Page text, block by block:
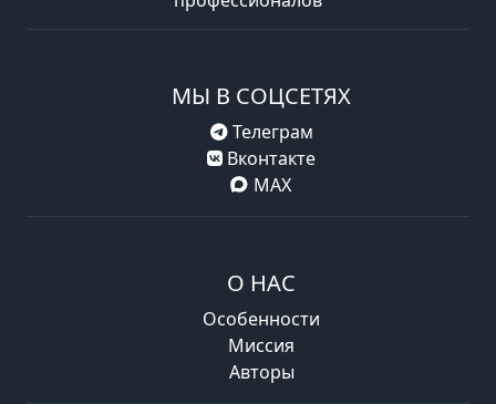
МЫ В СОЦСЕТЯХ
Телеграм
Вконтакте
MAX
О НАС
Особенности
Миссия
Авторы